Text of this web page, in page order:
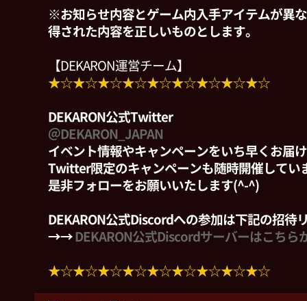
※お知らせ内容とゲーム内入手アイテムが異
得された内容を正しいものとします。
【DEKARON運営チーム】
★☆★☆★☆★☆★☆★☆★☆★☆★☆
DEKARON公式Twitter
＠DEKARON_JAPAN
イベント情報やキャンペーンをいち早くお届
Twitter限定のキャンペーンも随時開催してい
是非フォローをお願いいたします(^-^)
DEKARON公式Discordへの参加は下記の招待
→→ DEKARON公式Discordサーバーはこちら
★☆★☆★☆★☆★☆★☆★☆★☆★☆